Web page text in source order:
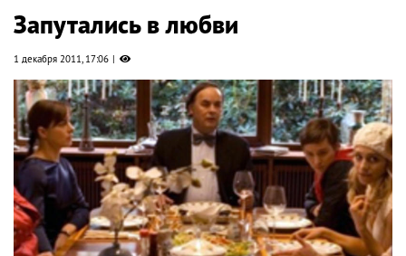
Запутались в любви
1 декабря 2011, 17:06